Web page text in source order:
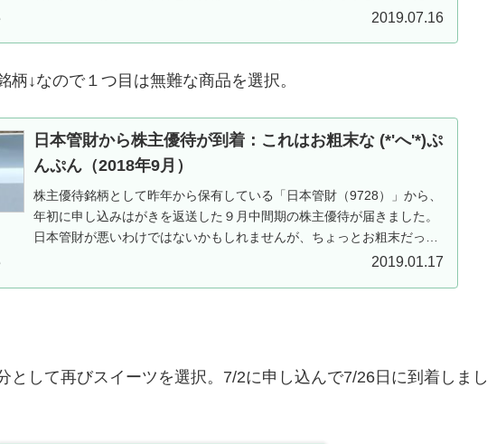
2019.07.16
柄↓なので１つ目は無難な商品を選択。
日本管財から株主優待が到着：これはお粗末な (*'へ'*)ぷ
んぷん（2018年9月）
株主優待銘柄として昨年から保有している「日本管財（9728）」から、
年初に申し込みはがきを返送した９月中間期の株主優待が届きました。
日本管財が悪いわけではないかもしれませんが、ちょっとお粗末だった
2019.01.17
として再びスイーツを選択。7/2に申し込んで7/26日に到着しまし